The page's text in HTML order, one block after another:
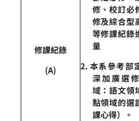
修課紀錄
(A)
修、校訂必
修及綜合型
等修課紀錄
量
2. 本系參考部
深加廣選
域：語文領
點領域的選
課心得）。